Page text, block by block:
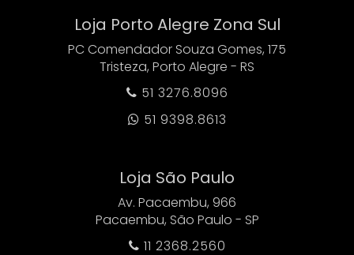
Loja Porto Alegre Zona Sul
PC Comendador Souza Gomes, 175
Tristeza, Porto Alegre - RS
 51 3276.8096
 51 9398.8613
Loja São Paulo
Av. Pacaembu, 966
Pacaembu, São Paulo - SP
 11 2368.2560